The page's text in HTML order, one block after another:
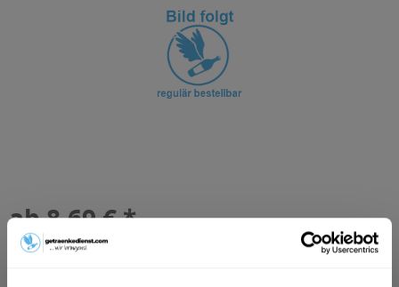
ab 8,69 € *
Inhalt:6.6 Liter (1,32 € * / 1 Liter)
inkl. MwSt. ggf. zzgl. Erschwerniszuschlag